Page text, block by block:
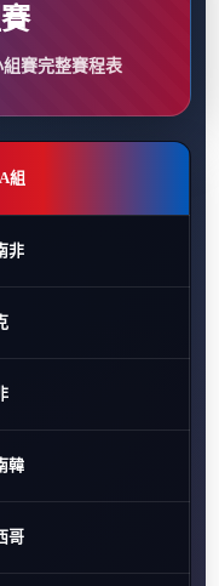
賽完整賽程表
組
非
韓
哥